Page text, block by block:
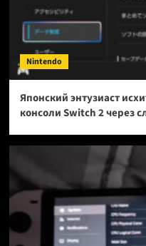
Nintendo
Японский энтузиаст
консоли Switch 2 через